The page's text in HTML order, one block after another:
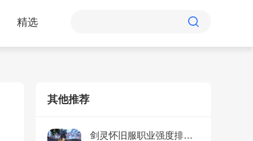
精选
其他推荐
剑灵怀旧服职业强度排行：全职业节奏榜一览，优缺点分析